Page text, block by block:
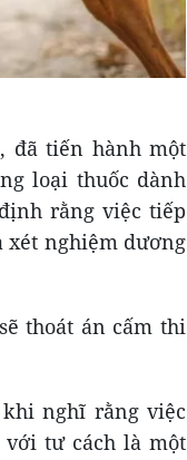
đã tiến hành một
loại thuốc dành
rằng việc tiếp
xét nghiệm dương
thoát án cấm thi
nghĩ rằng việc
tư cách là một